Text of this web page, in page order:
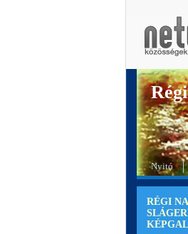
Nyitó
RÉGI